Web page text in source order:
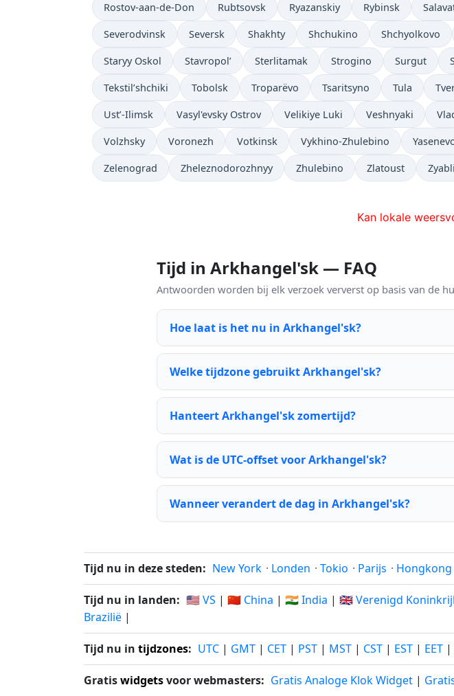
Rostov-aan-de-Don Rubtsovsk Ryazanskiy Rybinsk
Severodvinsk Seversk Shakhty Shchukino Shchyolkovo
Staryy Oskol Stavropol’ Sterlitamak Strogino Surgut
Tekstil’shchiki Tobolsk Troparëvo Tsaritsyno Tula
Ust’-Ilimsk Vasyl'evsky Ostrov Velikiye Luki Veshnyaki
Volzhsky Voronezh Votkinsk Vykhino-Zhulebino
Zelenograd Zheleznodorozhnyy Zhulebino Zlatoust
Kan lokale
Tijd in Arkhangel'sk — FAQ
Antwoorden worden bij elk verzoek ververst op basis van de
Hoe laat is het nu in Arkhangel'sk?
Welke tijdzone gebruikt Arkhangel'sk?
Hanteert Arkhangel'sk zomertijd?
Wat is de UTC-offset voor Arkhangel'sk?
Wanneer verandert de dag in Arkhangel'sk?
Tijd nu in deze steden: New York · Londen · Tokio · Parijs · Hongkong
Tijd nu in landen: 🇺🇸 VS | 🇨🇳 China | 🇮🇳 India | 🇬🇧 Verenigd
Brazilië |
Tijd nu in tijdzones: UTC | GMT | CET | PST | MST | CST | EST | EET |
Gratiswidgetsvoor webmasters: Gratis Analoge Klok Widget |